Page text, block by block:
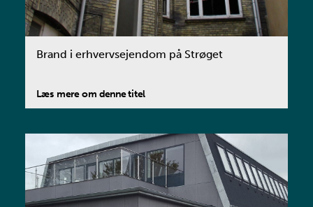
Brand i erhvervsejendom på Strøget
Læs mere om denne titel